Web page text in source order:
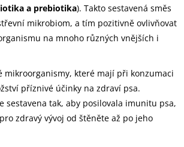
a prebiotika). Takto sestavená směs
mikrobiom, a tím pozitivně ovlivňovat
na mnoho různých vnějších i
mikroorganismy, které mají při konzumaci
příznivé účinky na zdraví psa.
sestavena tak, aby posilovala imunitu psa,
zdravý vývoj od štěněte až po jeho